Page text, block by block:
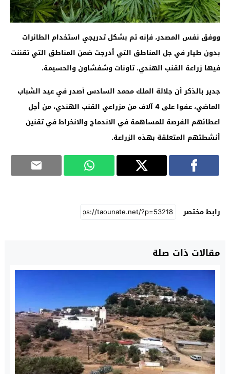
ووفق نفس المصدر، فإنه تم بشكل تدريجي استخدام الطائرات
بدون طيار في جل المناطق التي أدرجت ضمن المناطق التي تقننت
فيها زراعة القنب الهندي، تاونات وشفشاون والحسيمة.
جدير بالذكر أن جلالة الملك محمد السادس أصدر في عيد الشباب
الماضي، عفوا على 4 آلاف من مزراعي القنب الهندي، من أجل
اعطائهم الفرصة للمساهمة في الاندماج والانخراط في تقنين
أنشطتهم المتعلقة بهذه الزراعة.
رابط مختصر
مقالات ذات صلة